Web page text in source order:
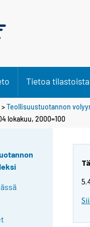
Tietoa tilastoista
>Teollisuustuotannon
lokakuu, 2000=100